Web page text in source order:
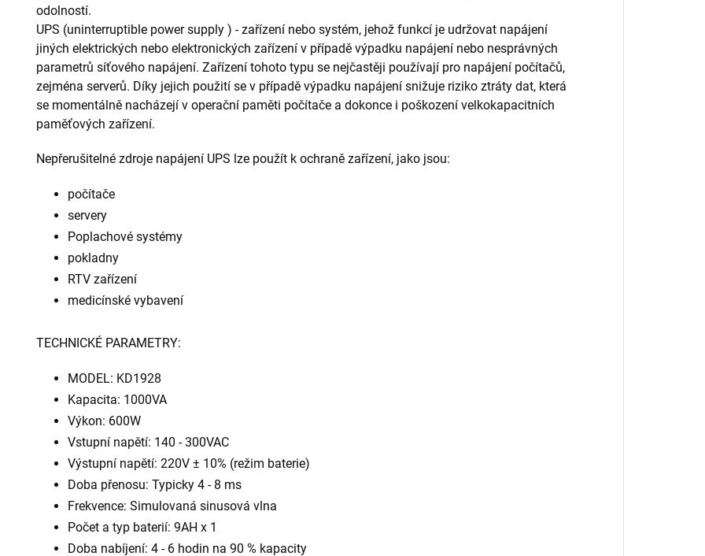
odolností.
UPS (uninterruptible power supply ) - zařízení nebo systém, jehož funkcí je udržovat napájení
jiných elektrických nebo elektronických zařízení v případě výpadku napájení nebo nesprávných
parametrů síťového napájení. Zařízení tohoto typu se nejčastěji používají pro napájení počítačů,
zejména serverů. Díky jejich použití se v případě výpadku napájení snižuje riziko ztráty dat, která
se momentálně nacházejí v operační paměti počítače a dokonce i poškození velkokapacitních
paměťových zařízení.
Nepřerušitelné zdroje napájení UPS lze použít k ochraně zařízení, jako jsou:
počítače
servery
Poplachové systémy
pokladny
RTV zařízení
medicínské vybavení
TECHNICKÉ PARAMETRY:
MODEL: KD1928
Kapacita: 1000VA
Výkon: 600W
Vstupní napětí: 140 - 300VAC
Výstupní napětí: 220V ± 10% (režim baterie)
Doba přenosu: Typicky 4 - 8 ms
Frekvence: Simulovaná sinusová vlna
Počet a typ baterií: 9AH x 1
Doba nabíjení: 4 - 6 hodin na 90 % kapacity